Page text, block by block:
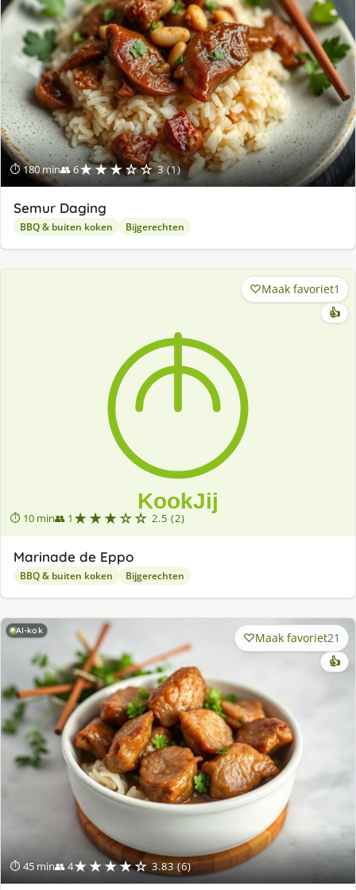
⏱ 180 min👥 6★★★☆☆ 3 (1)
Semur Daging
BBQ & buiten koken Bijgerechten
⏱ 10 min👥 1 ★★★☆☆ 2.5 (2)
Maak favoriet1
👍
Marinade de Eppo
BBQ & buiten koken Bijgerechten
AI-kok
⏱ 45 min👥 4★★★★☆ 3.83 (6)
Maak favoriet21
👍